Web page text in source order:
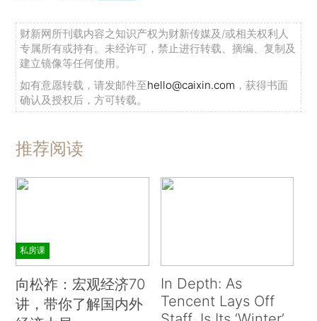
财新网所刊载内容之知识产权为财新传媒及/或相关权利人
专属所有或持有。未经许可，禁止进行转载、摘编、复制及
建立镜像等任何使用。
如有意愿转载，请发邮件至hello@caixin.com ，获得书面
确认及授权后，方可转载。
推荐阅读
私房课
向松祚：宏观经济70
讲，带你了解国内外
In Depth: As
Tencent Lays Off